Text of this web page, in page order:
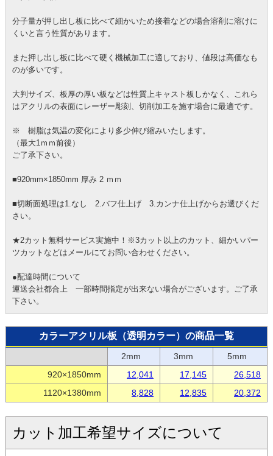
分子量が押し出し板に比べて細かいため接着などの場合溶剤に溶けに
くいと言う性質があります。
また押し出し板に比べて硬く機械加工に適しており、値段は高価なも
のが多いです。
大判サイズ、板厚の厚い板などは性質上キャスト板しかなく、これら
はアクリルの表面にレーザー彫刻、切削加工を施す場合に最適です。
※ 樹脂は気温の変化により多少伸び縮みいたします。
（最大1ｍｍ前後）
ご了承下さい。
■920mm×1850mm 厚み 2 ｍｍ
■切断面処理は1.なし 2.バフ仕上げ 3.カンナ仕上げからお選びくだ
さい。
★2カット無料サービス実施中！※3カット以上のカット、細かいパー
ツカットなどはメールにてお問い合わせください。
●配達時間について
運送会社都合上 一部時間指定が出来ない場合がございます。ご了承
下さい。